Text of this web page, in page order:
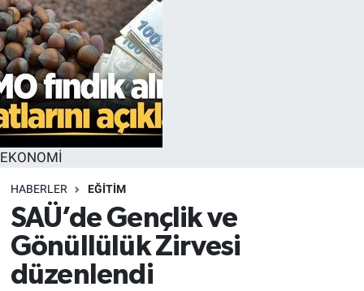
EKONOMİ
HABERLER EĞİTİM
SAÜ’de Gençlik ve
Gönüllülük Zirvesi
düzenlendi